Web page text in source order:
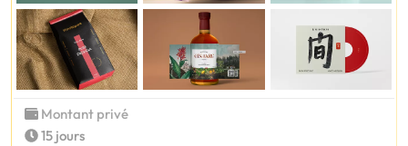
Montant privé
15 jours